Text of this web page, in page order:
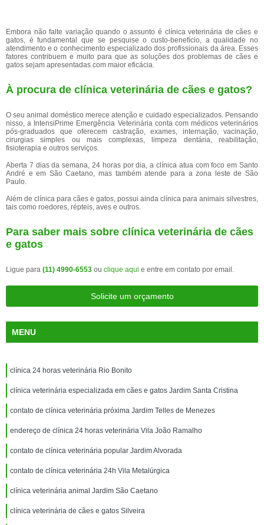
Embora não falte variação quando o assunto é clínica veterinária de cães e
gatos, é fundamental que se pesquise o custo-benefício, a qualidade no
atendimento e o conhecimento especializado dos profissionais da área. Esses
fatores contribuem e muito para que as soluções dos problemas de cães e
gatos sejam apresentadas com maior eficácia.
À procura de clínica veterinária de cães e gatos?
O seu animal doméstico merece atenção e cuidado especializados. Pensando
nisso, a IntensiPrime Emergência Veterinária conta com médicos veterinários
pós-graduados que oferecem castração, exames, internação, vacinação,
cirurgias simples ou mais complexas, limpeza dentária, reabilitação,
fisioterapia e outros serviços.
Aberta 7 dias da semana, 24 horas por dia, a clínica atua com foco em Santo
André e em São Caetano, mas também atende para a zona leste de São
Paulo.
Além de clínica para cães e gatos, possui ainda clínica para animais silvestres,
tais como roedores, répteis, aves e outros.
Para saber mais sobre clínica veterinária de cães
e gatos
Ligue para (11) 4990-6553 ou clique aqui e entre em contato por email.
Solicite um orçamento
MENU
clínica 24 horas veterinária Rio Bonito
clínica veterinária especializada em cães e gatos Jardim Santa Cristina
contato de clínica veterinária próxima Jardim Telles de Menezes
endereço de clínica 24 horas veterinária Vila João Ramalho
contato de clínica veterinária popular Jardim Alvorada
contato de clínica veterinária 24h Vila Metalúrgica
clínica veterinária animal Jardim São Caetano
clínica veterinária de cães e gatos Silveira